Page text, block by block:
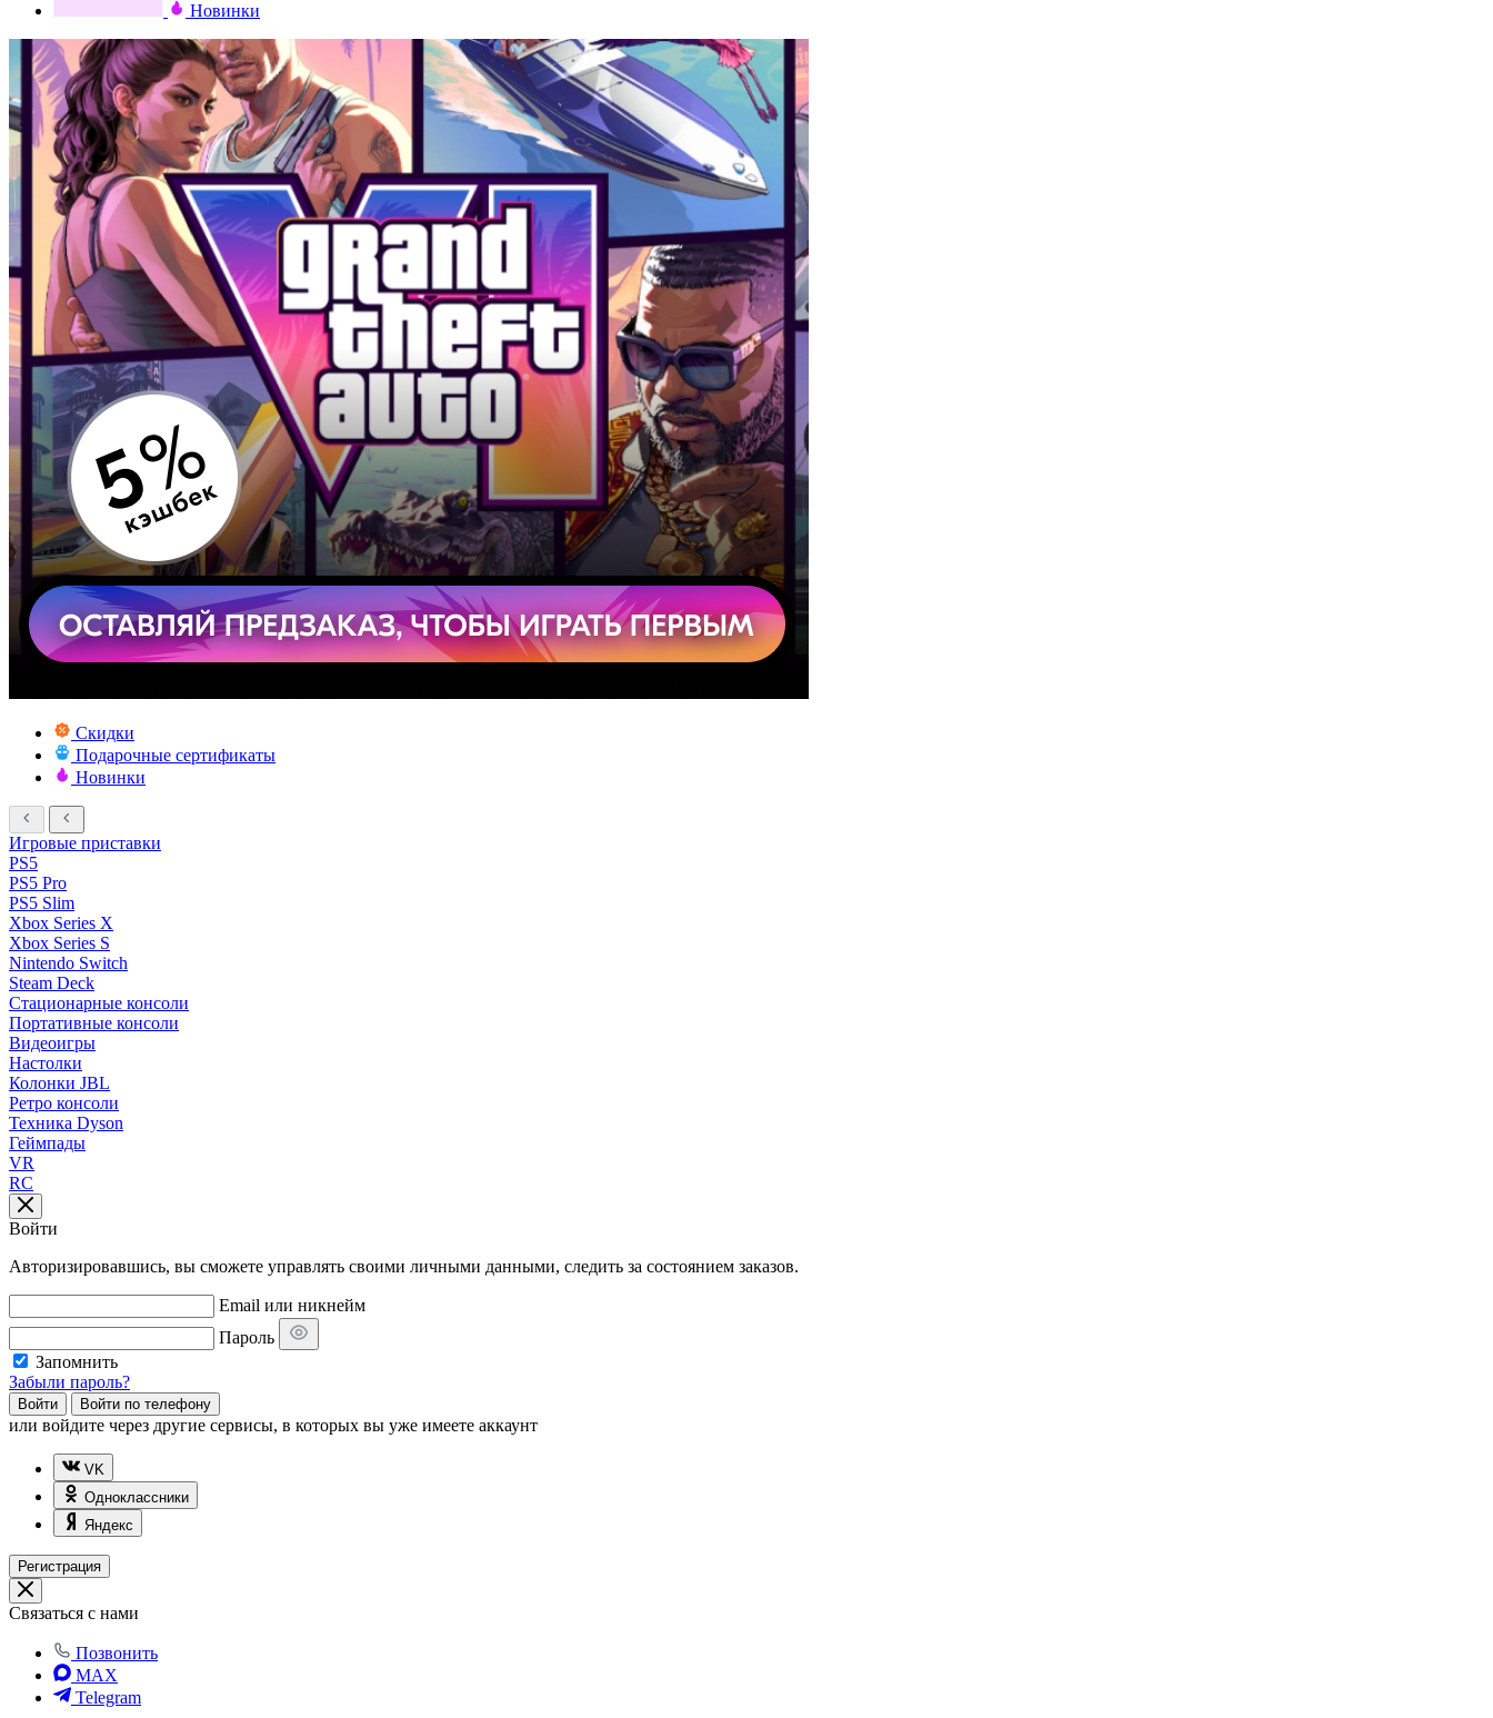
Новинки
Скидки
Подарочные сертификаты
Новинки
Игровые приставки
PS5
PS5 Pro
PS5 Slim
Xbox Series X
Xbox Series S
Nintendo Switch
Steam Deck
Стационарные консоли
Портативные консоли
Видеоигры
Настолки
Колонки JBL
Ретро консоли
Техника Dyson
Геймпады
VR
RC
Войти
Авторизировавшись, вы сможете управлять своими личными данными, следить за состоянием заказов.
Email или никнейм
Пароль
Запомнить
Забыли пароль?
Войти Войти по телефону
или войдите через другие сервисы, в которых вы уже имеете аккаунт
VK
Одноклассники
Яндекс
Регистрация
Связаться с нами
Позвонить
MAX
Telegram